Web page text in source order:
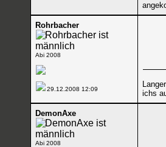
Rohrbacher
Abi 2008
29.12.2008 12:09
ichs
DemonAxe
Abi 2008